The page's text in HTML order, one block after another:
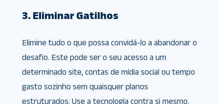
3. Eliminar Gatilhos
Elimine tudo o que possa convidá-lo a abandonar o
desafio. Este pode ser o seu acesso a um
determinado site, contas de mídia social ou tempo
gasto sozinho sem quaisquer planos
estruturados. Use a tecnologia contra si mesmo.